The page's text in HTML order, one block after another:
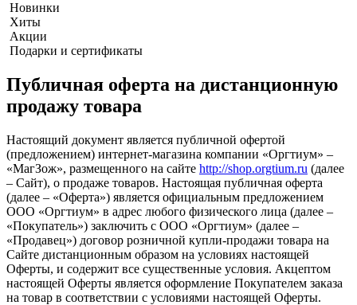
Новинки
Хиты
Акции
Подарки и сертификаты
Публичная оферта на дистанционную
продажу товара
Настоящий документ является публичной офертой
(предложением) интернет-магазина компании «Оргтиум» –
«МагЗож», размещенного на сайте http://shop.orgtium.ru (далее
– Сайт), о продаже товаров. Настоящая публичная оферта
(далее – «Оферта») является официальным предложением
ООО «Оргтиум» в адрес любого физического лица (далее –
«Покупатель») заключить с ООО «Оргтиум» (далее –
«Продавец») договор розничной купли-продажи товара на
Сайте дистанционным образом на условиях настоящей
Оферты, и содержит все существенные условия. Акцептом
настоящей Оферты является оформление Покупателем заказа
на товар в соответствии с условиями настоящей Оферты.